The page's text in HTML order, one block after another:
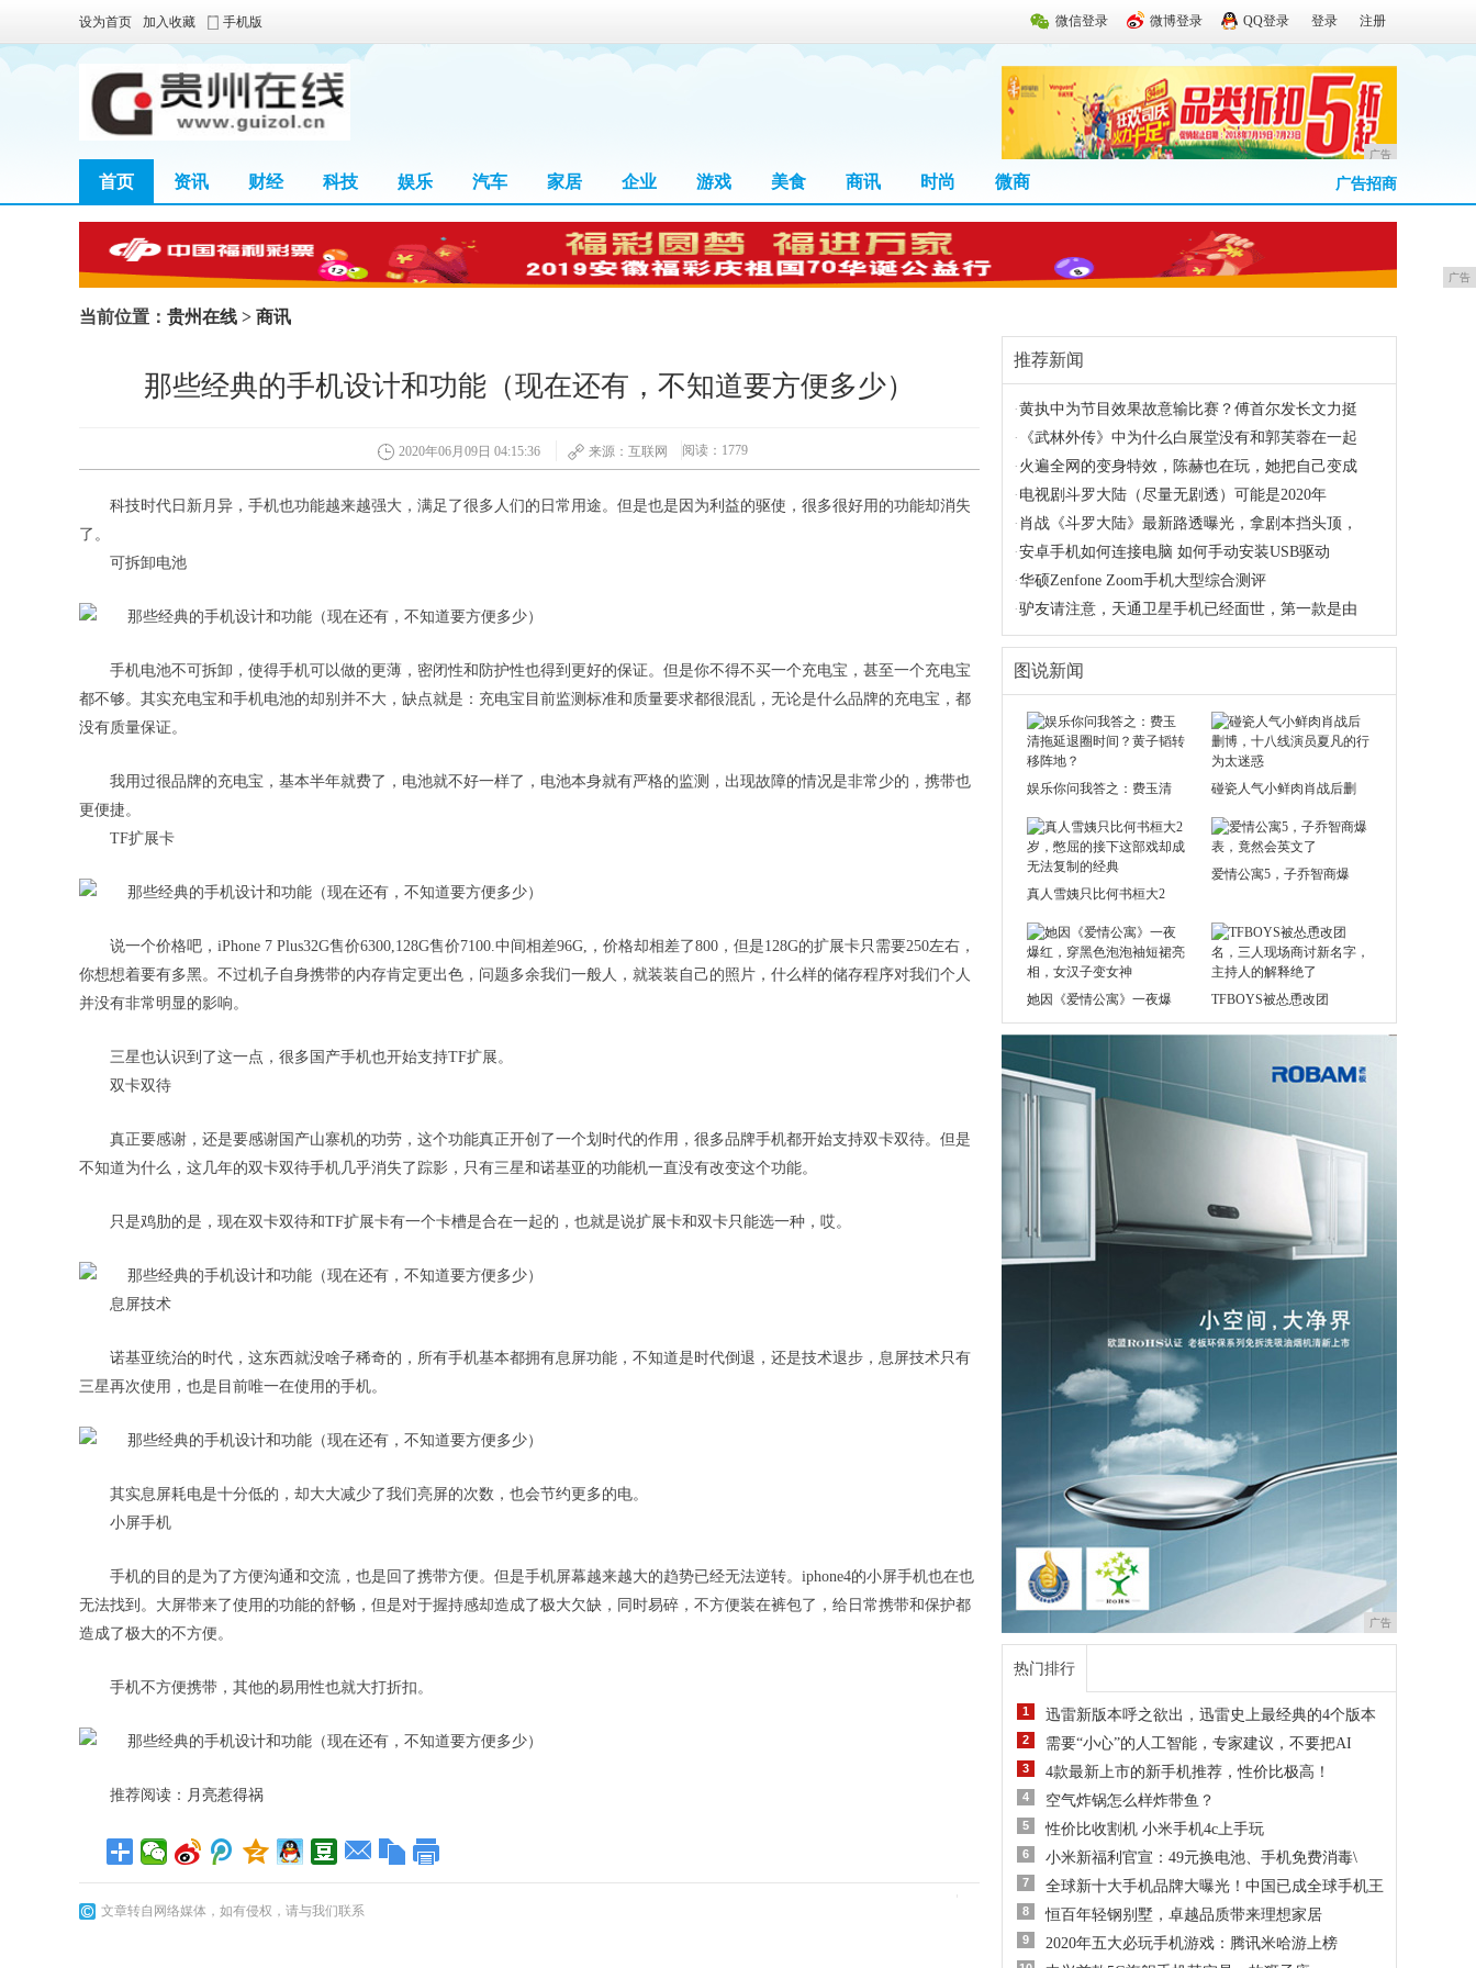
微信登录 微博登录 QQ登录 登录 注册
设为首页 加入收藏 手机版
广告
首页 资讯 财经 科技 娱乐 汽车 家居 企业 游戏 美食 商讯 时尚 微商 广告招商
广告
当前位置： 贵州在线 > 商讯
那些经典的手机设计和功能（现在还有，不知道要方便多少）
2020年06月09日 04:15:36 来源：互联网 阅读：1779
科技时代日新月异，手机也功能越来越强大，满足了很多人们的日常用途。但是也是因为利益的驱使，很多很好用的功能却消失
了。
可拆卸电池
手机电池不可拆卸，使得手机可以做的更薄，密闭性和防护性也得到更好的保证。但是你不得不买一个充电宝，甚至一个充电宝
都不够。其实充电宝和手机电池的却别并不大，缺点就是：充电宝目前监测标准和质量要求都很混乱，无论是什么品牌的充电宝，都
没有质量保证。
我用过很品牌的充电宝，基本半年就费了，电池就不好一样了，电池本身就有严格的监测，出现故障的情况是非常少的，携带也
更便捷。
TF扩展卡
说一个价格吧，iPhone 7 Plus32G售价6300,128G售价7100.中间相差96G,，价格却相差了800，但是128G的扩展卡只需要250左右，
你想想着要有多黑。不过机子自身携带的内存肯定更出色，问题多余我们一般人，就装装自己的照片，什么样的储存程序对我们个人
并没有非常明显的影响。
三星也认识到了这一点，很多国产手机也开始支持TF扩展。
双卡双待
真正要感谢，还是要感谢国产山寨机的功劳，这个功能真正开创了一个划时代的作用，很多品牌手机都开始支持双卡双待。但是
不知道为什么，这几年的双卡双待手机几乎消失了踪影，只有三星和诺基亚的功能机一直没有改变这个功能。
只是鸡肋的是，现在双卡双待和TF扩展卡有一个卡槽是合在一起的，也就是说扩展卡和双卡只能选一种，哎。
息屏技术
诺基亚统治的时代，这东西就没啥子稀奇的，所有手机基本都拥有息屏功能，不知道是时代倒退，还是技术退步，息屏技术只有
三星再次使用，也是目前唯一在使用的手机。
其实息屏耗电是十分低的，却大大减少了我们亮屏的次数，也会节约更多的电。
小屏手机
手机的目的是为了方便沟通和交流，也是回了携带方便。但是手机屏幕越来越大的趋势已经无法逆转。iphone4的小屏手机也在也
无法找到。大屏带来了使用的功能的舒畅，但是对于握持感却造成了极大欠缺，同时易碎，不方便装在裤包了，给日常携带和保护都
造成了极大的不方便。
手机不方便携带，其他的易用性也就大打折扣。
推荐阅读： 月亮惹得祸
文章转自网络媒体，如有侵权，请与我们联系
推荐新闻
·黄执中为节目效果故意输比赛？傅首尔发长文力挺
·
《武林外传》中为什么白展堂没有和郭芙蓉在一起
· 火遍全网的变身特效，陈赫也在玩，她把自己变成
· 电视剧斗罗大陆（尽量无剧透）可能是2020年
· 肖战《斗罗大陆》最新路透曝光，拿剧本挡头顶，
·安卓手机如何连接电脑 如何手动安装USB驱动
·华硕Zenfone Zoom手机大型综合测评
·驴友请注意，天通卫星手机已经面世，第一款是由
图说新闻
娱乐你问我答之：费玉清 碰瓷人气小鲜肉肖战后删
真人雪姨只比何书桓大2
爱情公寓5，子乔智商爆
她因《爱情公寓》一夜爆 TFBOYS被怂恿改团
广告
热门排行
1 迅雷新版本呼之欲出，迅雷史上最经典的4个版本
2 需要“小心”的人工智能，专家建议，不要把AI
3 4款最新上市的新手机推荐，性价比极高！
4 空气炸锅怎么样炸带鱼？
5 性价比收割机 小米手机4c上手玩
6 小米新福利官宣：49元换电池、手机免费消毒\
7 全球新十大手机品牌大曝光！中国已成全球手机王
8 恒百年轻钢别墅，卓越品质带来理想家居
9 ​2020年五大必玩手机游戏：腾讯米哈游上榜